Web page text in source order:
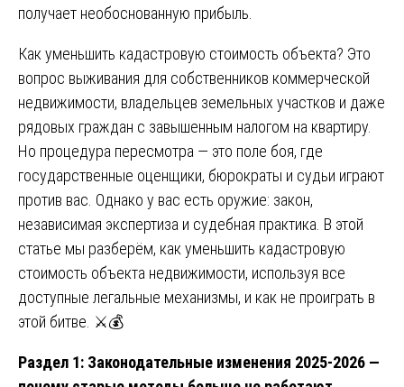
получает необоснованную прибыль.
Как уменьшить кадастровую стоимость объекта? Это
вопрос выживания для собственников коммерческой
недвижимости, владельцев земельных участков и даже
рядовых граждан с завышенным налогом на квартиру.
Но процедура пересмотра — это поле боя, где
государственные оценщики, бюрократы и судьи играют
против вас. Однако у вас есть оружие: закон,
независимая экспертиза и судебная практика. В этой
статье мы разберём, как уменьшить кадастровую
стоимость объекта недвижимости, используя все
доступные легальные механизмы, и как не проиграть в
этой битве. ⚔️💰
Раздел 1: Законодательные изменения 2025-2026 —